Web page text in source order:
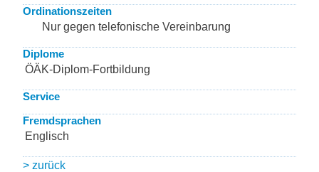
Ordinationszeiten
Nur gegen telefonische Vereinbarung
Diplome
ÖÄK-Diplom-Fortbildung
Service
Fremdsprachen
Englisch
> zurück